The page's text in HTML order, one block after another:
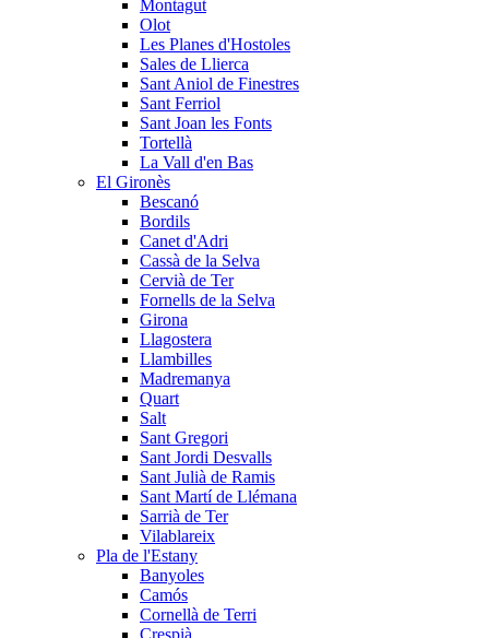
Montagut
Olot
Les Planes d'Hostoles
Sales de Llierca
Sant Aniol de Finestres
Sant Ferriol
Sant Joan les Fonts
Tortellà
La Vall d'en Bas
El Gironès
Bescanó
Bordils
Canet d'Adri
Cassà de la Selva
Cervià de Ter
Fornells de la Selva
Girona
Llagostera
Llambilles
Madremanya
Quart
Salt
Sant Gregori
Sant Jordi Desvalls
Sant Julià de Ramis
Sant Martí de Llémana
Sarrià de Ter
Vilablareix
Pla de l'Estany
Banyoles
Camós
Cornellà de Terri
Crespià